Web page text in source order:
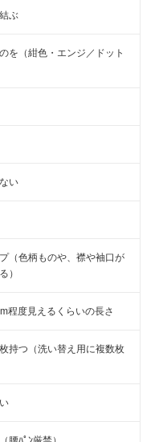
ぶ
を（紺色・エンジ／ドット
い
（色柄ものや、襟や袖口が
）
程度見えるくらいの長さ
持つ（洗い替え用に複数枚